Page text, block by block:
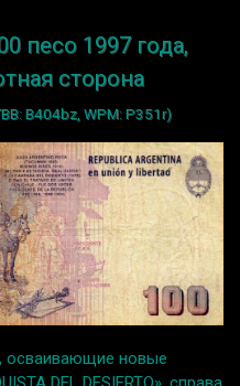
песо 1997 года,
сторона
B404bz, WPM: P351r)
осваивающие новые